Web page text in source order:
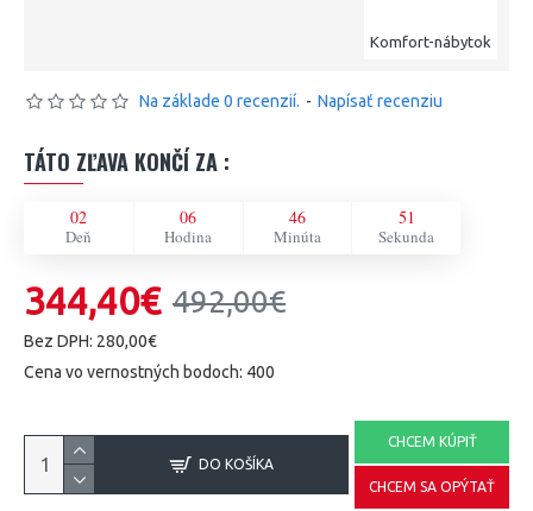
Komfort-nábytok
Na základe 0 recenzií. - Napísať recenziu
TÁTO ZĽAVA KONČÍ ZA :
02
Deň
06
Hodina
46
Minúta
50
Sekunda
344,40€ 492,00€
Bez DPH: 280,00€
Cena vo vernostných bodoch: 400
DO KOŠÍKA
CHCEM KÚPIŤ
CHCEM SA OPÝTAŤ